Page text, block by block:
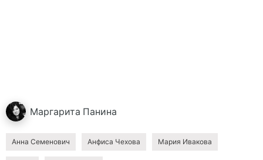
Маргарита Панина
Анна Семенович Анфиса Чехова Мария Ивакова